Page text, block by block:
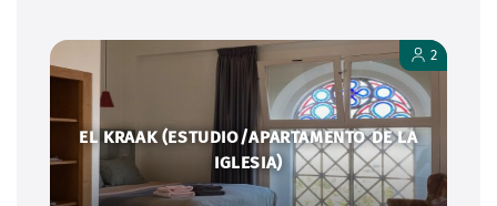
EL KRAAK (ESTUDIO/APARTAMENTO DE LA
IGLESIA)
2